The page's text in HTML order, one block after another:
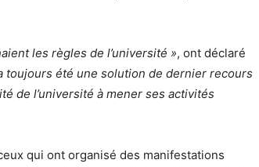
les règles de l’université », ont déclaré
toujours été une solution de dernier recours
de l’université à mener ses activités
qui ont organisé des manifestations